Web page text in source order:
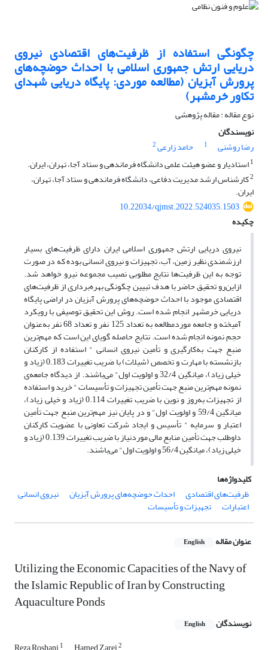
چگونگی استفاده از ظرفیت‌های اقتصادی نیروی
دریایی ‏ارتش جمهوری اسلامی با احداث حوضچه‌های
پرورش آبزیان (مطالعه موردی: پایگاه دریایی شهدای
تکاور خرمشهر)
نوع مقاله : مقاله پژوهشی
نویسندگان
رضا روشنی
1 حامد زارعی2
1استادیار و عضو هیئت علمی دانشگاه فرماندهی و ستاد آجا، تهران، ایران.
2کارشناس ارشد مدیریت دفاعی، دانشگاه فرماندهی و ستاد آجا، تهران،
ایران.
10.22034/qjmst.2022.524035.1503
چکیده
نیروی دریایی ارتش جمهوری اسلامی ایران دارای ظرفیت‌­های بسیار
ارزشمندی نظیر زمین، آب، تجهیزات و نیروی انسانی بوده که در صورت
توجه به این ظرفیت­‌ها نتایج مطلوبی نصیب مجموعه نیرو خواهد شد.
ازاین‌رو تحقیق حاضر با هدف تبیین چگونگی بهره‌­برداری از ظرفیت­‌های
اقتصادی موجود با احداث حوضچه­‌های پرورش آبزیان در اراضی پایگاه
دریایی خرمشهر انجام شده است. روش این تحقیق توصیفی با رویکرد
آمیخته و جامعه موردمطالعه به تعداد 125 نفر و تعداد 68 نفر به‌عنوان
حجم نمونه انجام شده است. نتایج حاصله گویای این است که مهم‌ترین
منبع جهت به‌کارگیری و تأمین نیروی انسانی " استفاده از کارکنان
بازنشسته با مهارت و تخصص (شیلات) با ضریب تغییرات 0.183 (زیاد و
خیلی زیاد)، میانگین 32/4 و اولویت اول" می­‌باشند. از دیدگاه جامعه­‌ی
نمونه مهم‌ترین منبع جهت تأمین تجهیزات و تأسیسات " خرید و استفاده
از تجهیزات به‌روز و نوین با ضریب تغییرات 0.114 (زیاد و خیلی زیاد)،
میانگین 59/4 و اولویت اول" و در پایان نیز مهم‌ترین منبع جهت تأمین
اعتبار و سرمایه " تأسیس و ایجاد شرکت تعاونی با عضویت کارکنان
داوطلب جهت تأمین منابع مالی موردنیاز با ضریب تغییرات 0.139 (زیاد و
خیلی زیاد)، میانگین 56/4 و اولویت اول" می‌­باشند.
کلیدواژه‌ها
ظرفیت‌های اقتصادی
احداث حوضچه‌های پرورش آبزیان نیروی انسانی
اعتبارات تجهیزات و تأسیسات
عنوان مقاله English
Utilizing the Economic Capacities of the Navy of
the Islamic Republic of Iran by Constructing
Aquaculture Ponds
نویسندگان English
1
2